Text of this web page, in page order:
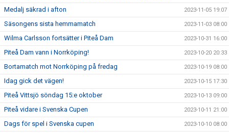
Medalj säkrad i afton 2023-11-05 19:07
Säsongens sista hemmamatch 2023-11-03 08:00
Wilma Carlsson fortsätter i Piteå Dam 2023-10-31 16:00
Piteå Dam vann i Norrköping! 2023-10-20 20:33
Bortamatch mot Norrköping på fredag 2023-10-19 08:00
Idag gick det vägen! 2023-10-15 17:30
Piteå Vittsjö söndag 15:e oktober 2023-10-13 09:00
Piteå vidare i Svenska Cupen 2023-10-11 21:00
Dags för spel i Svenska cupen 2023-10-10 08:00